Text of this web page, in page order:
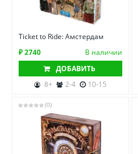
Ticket to Ride: Амстердам
₽ 2740
В наличии
ДОБАВИТЬ
8+
2-4 10-15
(0)